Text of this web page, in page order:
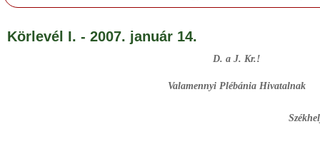
Körlevél I. - 2007. január 14.
D. a J. Kr.!
Valamennyi Plébánia Hivatalnak